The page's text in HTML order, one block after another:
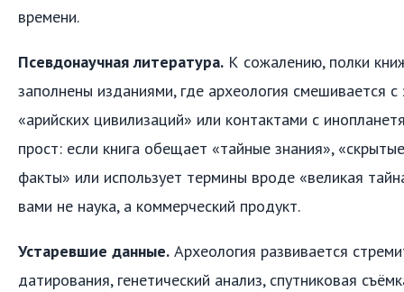
времени.
Псевдонаучная литература. К сожалению, полки
заполнены изданиями, где археология смешивается
«арийских цивилизаций» или контактами с
прост: если книга обещает «тайные знания»,
факты» или использует термины вроде «великая
вами не наука, а коммерческий продукт.
Устаревшие данные. Археология развивается
датирования, генетический анализ, спутниковая